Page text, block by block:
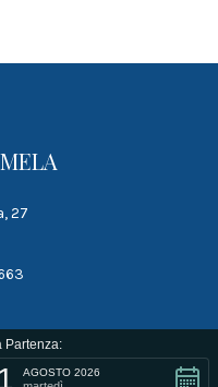
27
Partenza:
AGOSTO 2026